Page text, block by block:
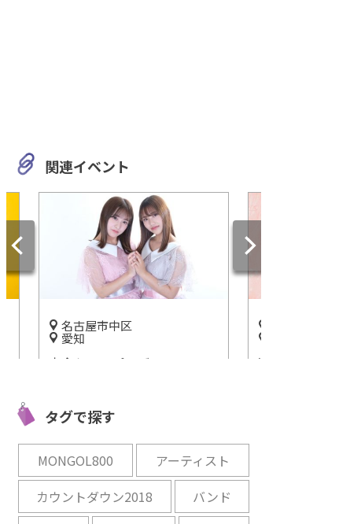
まるでタイムトラベル！レト
ロモダンな日本大正村☆
日本人の総氏神・お
に行こう！『伊勢神
お出かけ情報をご紹
関連イベント
長久手市
愛知
近現代日本画や美人画を観に
開催中
タグで探す
MONGOL800
アーティスト
カウントダウン2018
バンド